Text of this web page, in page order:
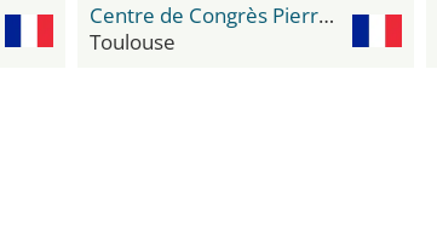
Centre de Congrès Pierre Baudis
Toulouse